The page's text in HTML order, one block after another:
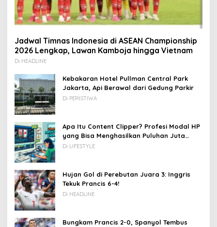
Jadwal Timnas Indonesia di ASEAN Championship
2026 Lengkap, Lawan Kamboja hingga Vietnam
Di HEADLINE
Kebakaran Hotel Pullman Central Park
Jakarta, Api Berawal dari Gedung Parkir
Di PERISTIWA
Apa Itu Content Clipper? Profesi Modal HP
yang Bisa Menghasilkan Puluhan Juta
Rupiah
Di LIFESTYLE
Hujan Gol di Perebutan Juara 3: Inggris
Tekuk Prancis 6-4!
Di HEADLINE
Bungkam Prancis 2-0, Spanyol Tembus